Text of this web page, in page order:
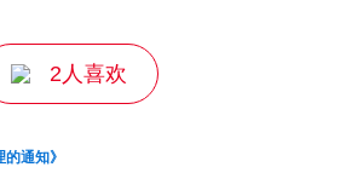
2人喜欢
通知》